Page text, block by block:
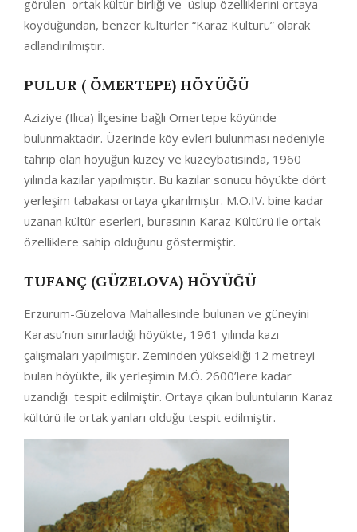
görülen ortak kültür birliği ve üslup özelliklerini ortaya
koyduğundan, benzer kültürler “Karaz Kültürü” olarak
adlandırılmıştır.
PULUR ( ÖMERTEPE) HÖYÜĞÜ
Aziziye (Ilıca) İlçesine bağlı Ömertepe köyünde
bulunmaktadır. Üzerinde köy evleri bulunması nedeniyle
tahrip olan höyüğün kuzey ve kuzeybatısında, 1960
yılında kazılar yapılmıştır. Bu kazılar sonucu höyükte dört
yerleşim tabakası ortaya çıkarılmıştır. M.Ö.IV. bine kadar
uzanan kültür eserleri, burasının Karaz Kültürü ile ortak
özelliklere sahip olduğunu göstermiştir.
TUFANÇ (GÜZELOVA) HÖYÜĞÜ
Erzurum-Güzelova Mahallesinde bulunan ve güneyini
Karasu’nun sınırladığı höyükte, 1961 yılında kazı
çalışmaları yapılmıştır. Zeminden yüksekliği 12 metreyi
bulan höyükte, ilk yerleşimin M.Ö. 2600’lere kadar
uzandığı tespit edilmiştir. Ortaya çıkan buluntuların Karaz
kültürü ile ortak yanları olduğu tespit edilmiştir.